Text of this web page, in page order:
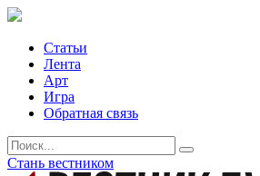
Статьи
Лента
Арт
Игра
Обратная связь
Стань вестником